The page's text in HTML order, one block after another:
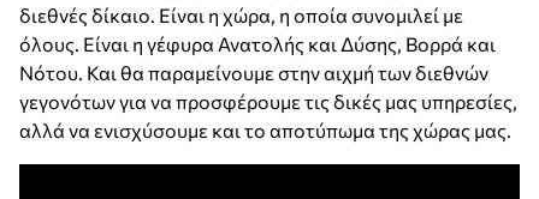
διεθνές δίκαιο. Είναι η χώρα, η οποία συνομιλεί με
όλους. Είναι η γέφυρα Ανατολής και Δύσης, Βορρά και
Νότου. Και θα παραμείνουμε στην αιχμή των διεθνών
γεγονότων για να προσφέρουμε τις δικές μας υπηρεσίες,
αλλά να ενισχύσουμε και το αποτύπωμα της χώρας μας.